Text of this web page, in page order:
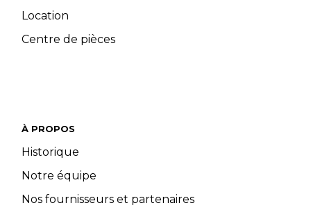
Location
Centre de pièces
À PROPOS
Historique
Notre équipe
Nos fournisseurs et partenaires